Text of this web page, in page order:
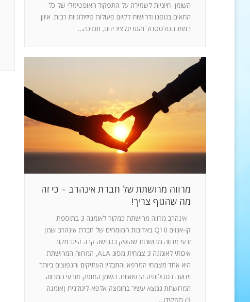
השומן חיוניות לשמירה על התפקוד האופטימלי של כל
התאים בגופנו ודרושות לקיום פעולות פיזיולוגיות רבות: איזון
רמות הכולסטרול והטריגלצירידים, תמיכה…
מרווה מרושתת של חברת אינהרב – כי זה
מה שהגוף צריך!
אינהרב מרווה מרושתת כמקור לאומגה 3 בתוספת
קו-אנזים Q10 באדיבות המומחים של חברת אינהרב שמן
זרעי מרווה מרושתת שהופק בכבישה קרה היינו מקור
איכותי לאומגה 3 צמחית מסוג ALA, המרווה המרושתת
היא אחד מצמחי המרפא והתבלין העתיקים והנפוצים ביותר
וידועה בסגולותיה הרפואיות. השמן המופק מזרעי המרווה
המרושתת נמצא עשיר בחומצה אלפא-לינולנית (אומגה
3) תפקידן…